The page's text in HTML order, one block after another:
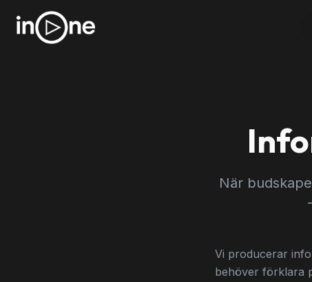
När
Vi producerar
behöver förklara